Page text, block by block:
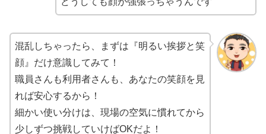
混乱しちゃったら、まずは『明るい挨拶と笑
顔』だけ意識してみて！
職員さんも利用者さんも、あなたの笑顔を見
れば安心するから！
細かい使い分けは、現場の空気に慣れてから
少しずつ挑戦していけばOKだよ！